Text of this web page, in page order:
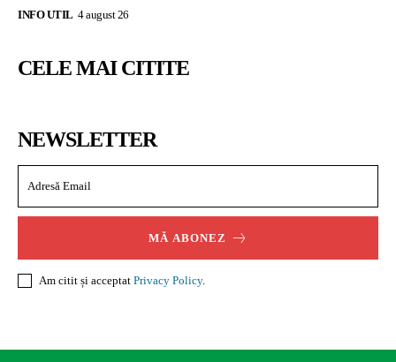
INFO UTIL 4 august 26
CELE MAI CITITE
NEWSLETTER
MĂ ABONEZ
Am citit și acceptat Privacy Policy.